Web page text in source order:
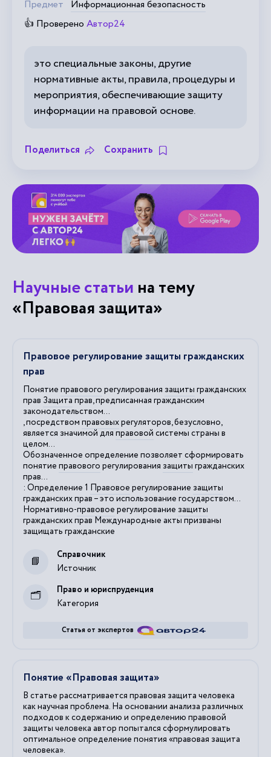
Предмет
Информационная безопасность
👍 Проверено Автор24
это специальные законы, другие
нормативные акты, правила, процедуры и
мероприятия, обеспечивающие защиту
информации на правовой основе.
Поделиться Сохранить
Научные статьи на тему
«Правовая защита»
Правовое регулирование защиты гражданских
прав
Понятие правового регулирования защиты гражданских
прав Защитаправ, предписанная гражданским
законодательством...
, посредством правовыхрегуляторов, безусловно,
является значимой дляправовой системы страны в
целом...
Обозначенное определение позволяет сформировать
понятие правового регулирования защиты гражданских
прав...
: Определение 1 Правовое регулирование защиты
гражданских прав – это использование государством...
Нормативно-правовое регулирование защиты
гражданских прав Международные акты призваны
защищать гражданские
Источник
Справочник
Категория
Право и юриспруденция
Статья от экспертов
Понятие «Правовая защита»
В статье рассматривается правовая защита человека
как научная проблема. На основании анализа различных
подходов к содержанию и определению правовой
защиты человека автор попытался сформулировать
оптимальное определение понятия «правовая защита
человека».